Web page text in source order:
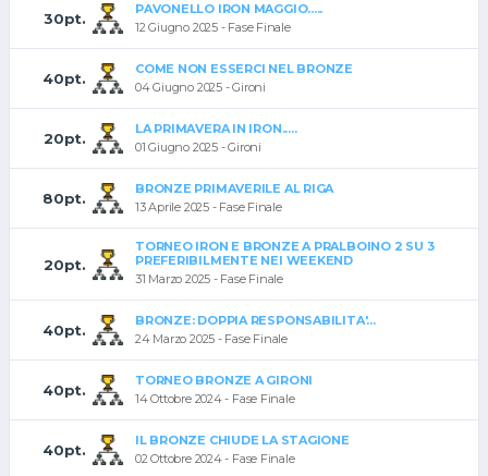
30pt.
PAVONELLO IRON MAGGIO.....
12 Giugno 2025 - Fase Finale
40pt.
COME NON ESSERCI NEL BRONZE
04 Giugno 2025 - Gironi
20pt.
LA PRIMAVERA IN IRON.....
01 Giugno 2025 - Gironi
80pt.
BRONZE PRIMAVERILE AL RIGA
13 Aprile 2025 - Fase Finale
20pt.
TORNEO IRON E BRONZE A PRALBOINO 2 SU 3
PREFERIBILMENTE NEI WEEKEND
31 Marzo 2025 - Fase Finale
40pt.
BRONZE: DOPPIA RESPONSABILITA'...
24 Marzo 2025 - Fase Finale
40pt.
TORNEO BRONZE A GIRONI
14 Ottobre 2024 - Fase Finale
40pt.
IL BRONZE CHIUDE LA STAGIONE
02 Ottobre 2024 - Fase Finale